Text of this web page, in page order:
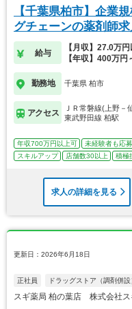
【千葉県柏市】企業
グチェーンの薬剤師求
給与
【月収】27.0万円
【年収】400万
勤務地 千葉県 柏市
アクセス
ＪＲ常磐線(上野－
東武野田線 柏駅
年収700万円以上可 未経験者も応
スキルアップ
店舗数30以上 積極
求人の詳細を見る
更新日：2026年6月18日
正社員 ドラッグストア（調剤併設
スギ薬局 柏の葉店 株式会社ス